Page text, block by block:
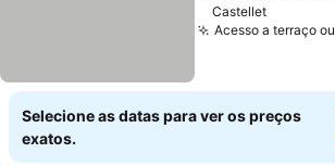
Castellet
Acesso a terraço
Selecione as datas para ver os preços
exatos.